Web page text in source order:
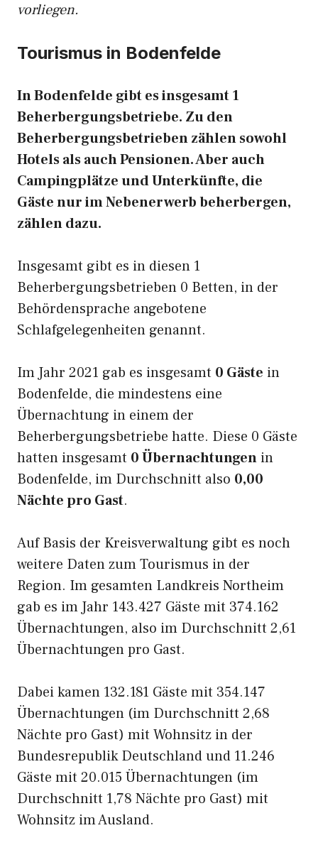
vorliegen.
Tourismus in Bodenfelde
In Bodenfelde gibt es insgesamt 1
Beherbergungsbetriebe. Zu den
Beherbergungsbetrieben zählen sowohl
Hotels als auch Pensionen. Aber auch
Campingplätze und Unterkünfte, die
Gäste nur im Nebenerwerb beherbergen,
zählen dazu.
Insgesamt gibt es in diesen 1
Beherbergungsbetrieben 0 Betten, in der
Behördensprache angebotene
Schlafgelegenheiten genannt.
Im Jahr 2021 gab es insgesamt 0 Gäste in
Bodenfelde, die mindestens eine
Übernachtung in einem der
Beherbergungsbetriebe hatte. Diese 0 Gäste
hatten insgesamt 0 Übernachtungen in
Bodenfelde, im Durchschnitt also 0,00
Nächte pro Gast.
Auf Basis der Kreisverwaltung gibt es noch
weitere Daten zum Tourismus in der
Region. Im gesamten Landkreis Northeim
gab es im Jahr 143.427 Gäste mit 374.162
Übernachtungen, also im Durchschnitt 2,61
Übernachtungen pro Gast.
Dabei kamen 132.181 Gäste mit 354.147
Übernachtungen (im Durchschnitt 2,68
Nächte pro Gast) mit Wohnsitz in der
Bundesrepublik Deutschland und 11.246
Gäste mit 20.015 Übernachtungen (im
Durchschnitt 1,78 Nächte pro Gast) mit
Wohnsitz im Ausland.